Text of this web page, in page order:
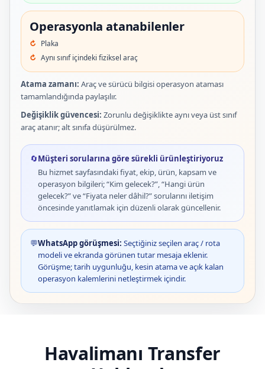
Operasyonla atanabilenler
Plaka
Aynı sınıf içindeki fiziksel araç
Atama zamanı: Araç ve sürücü bilgisi operasyon ataması
tamamlandığında paylaşılır.
Değişiklik güvencesi: Zorunlu değişiklikte aynı veya üst sınıf
araç atanır; alt sınıfa düşürülmez.
🔄Müşteri sorularına göre sürekli ürünleştiriyoruz
Bu hizmet sayfasındaki fiyat, ekip, ürün, kapsam ve
operasyon bilgileri; “Kim gelecek?”, “Hangi ürün
gelecek?” ve “Fiyata neler dâhil?” sorularını iletişim
öncesinde yanıtlamak için düzenli olarak güncellenir.
💬WhatsApp görüşmesi: Seçtiğiniz seçilen araç / rota
modeli ve ekranda görünen tutar mesaja eklenir.
Görüşme; tarih uygunluğu, kesin atama ve açık kalan
operasyon kalemlerini netleştirmek içindir.
Havalimanı Transfer